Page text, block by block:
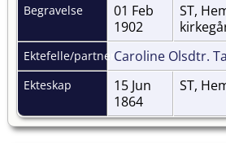
Begravelse
01 Feb
1902
ST,
Ektefelle/partnerCaroline Olsdtr.
Ekteskap
15 Jun
1864
ST,